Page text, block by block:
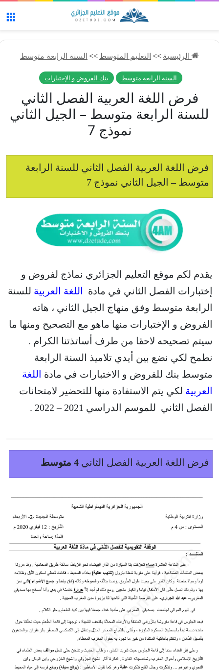
الرئيسية>>التعليم المتوسط>>السنة الرابعة متوسط
السنة الرابعة متوسط بنك الفروض و الإختبارات
فرض اللغة العربية الفصل الثاني
للسنة الرابعة متوسط – الجيل الثاني
نموذج 7
فرض اللغة العربية الفصل الثاني للسنة الرابعة
متوسط – الجيل الثاني نموذج 7
يقدم لكم موقع التعليم الجزائري نماذج لفروض و
إختبارات الفصل الثاني في مادة اللغة العربية للسنة
الرابعة متوسط وفق منهاج الجيل الثاني ، هاته
الفروض و الإختبارات منها ماهو مع التصحيح ومنها ما
سيتم تصحيحه لاحقا من طرف أساتذتنا الكرام .
نطمح لكي نضع بين أيدي تلاميذ السنة الرابعة
متوسط بنك للفروض و الاختبارات في مادة اللغة
العربية لكي يتم الاستفادة منها للتحضير لامتحانات
الفصل الثاني للموسم الدراسي 2021 – 2022 .
فرض اللغة العربية الفصل الثاني 4 متوسط